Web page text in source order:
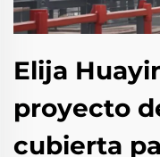
Elija
proyecto
cubierta